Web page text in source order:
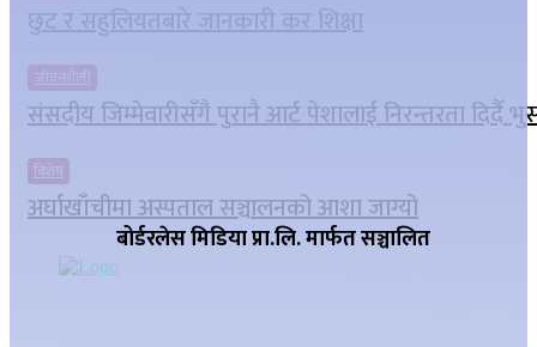
छुट र सहुलियतबारे जानकारी कर शिक्षा
जीवनशैली
संसदीय जिम्मेवारीसँगै पुरानै आर्ट पेशालाई निरन्तरता दिदैँ
विशेष
अर्घाखाँचीमा अस्पताल सञ्चालनको आशा जाग्यो
बोर्डरलेस मिडिया प्रा.लि. मार्फत सञ्चालित